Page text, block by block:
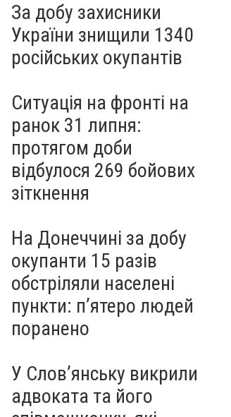
За добу захисники
України знищили 1340
російських окупантів
Ситуація на фронті на
ранок 31 липня:
протягом доби
відбулося 269 бойових
зіткнення
На Донеччині за добу
окупанти 15 разів
обстріляли населені
пункти: пʼятеро людей
поранено
У Слов’янську викрили
адвоката та його